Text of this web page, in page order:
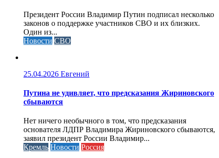
Президент России Владимир Путин подписал несколько
законов о поддержке участников СВО и их близких.
Один из...
Новости СВО
25.04.2026 Евгений
Путина не удивляет, что предсказания Жириновского
сбываются
Нет ничего необычного в том, что предсказания
основателя ЛДПР Владимира Жириновского сбываются,
заявил президент России Владимир...
Кремль Новости Россия